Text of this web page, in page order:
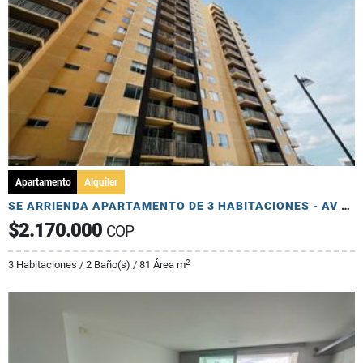
Apartamento Alquiler
SE ARRIENDA APARTAMENTO DE 3 HABITACIONES - AV 19 NORTE
$2.170.000 COP
3 Habitaciones / 2 Baño(s) / 81 Área m2